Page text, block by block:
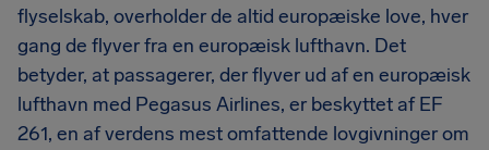
flyselskab, overholder de altid europæiske love, hver
gang de flyver fra en europæisk lufthavn. Det
betyder, at passagerer, der flyver ud af en europæisk
lufthavn med Pegasus Airlines, er beskyttet af EF
261, en af verdens mest omfattende lovgivninger om